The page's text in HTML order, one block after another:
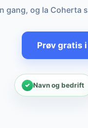
gang, og la
Prøv gratis
Navn og bedrift